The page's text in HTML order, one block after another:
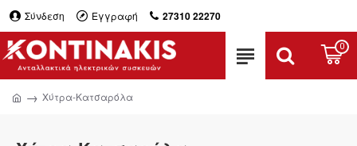
Σύνδεση Εγγραφή 27310 22270
0
Χύτρα-Κατσαρόλα